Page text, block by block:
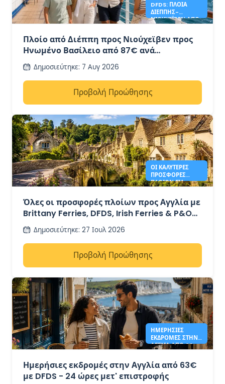
DFDS: ΠΛΟΊΑ
ΔΙΈΠΠΗΣ-
ΝΙΟΎΧΕΪΒΕΝ ΑΠΌ
Πλοίο από Διέππη προς Νιούχεϊβεν προς
Ηνωμένο Βασίλειο από 87€ ανά
αυτοκίνητο + 4 άτομα με DFDS
Δημοσιεύτηκε: 7 Αυγ 2026
Προβολή Προώθησης
ΟΙ ΚΑΛΎΤΕΡΕΣ
ΠΡΟΣΦΟΡΈΣ
ΠΛΟΊΩΝ ΓΙΑ
ΑΠΌ 41€
Όλες οι προσφορές πλοίων προς Αγγλία με
Brittany Ferries, DFDS, Irish Ferries & P&O
Ferries – από 41€
Δημοσιεύτηκε: 27 Ιουλ 2026
Προβολή Προώθησης
ΗΜΕΡΉΣΙΕΣ
ΕΚΔΡΟΜΈΣ ΣΤΗΝ
ΑΓΓΛΊΑ ΑΠΌ 63€ -
Ημερήσιες εκδρομές στην Αγγλία από 63€
με DFDS - 24 ώρες μετ' επιστροφής